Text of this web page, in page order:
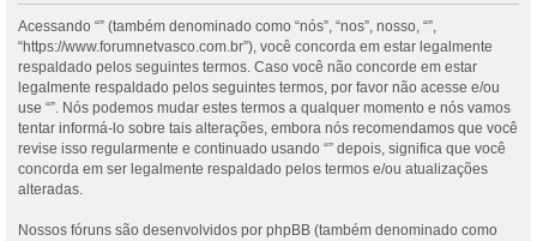
Acessando “” (também denominado como “nós”, “nos”, nosso, “”,
“https://www.forumnetvasco.com.br”), você concorda em estar legalmente
respaldado pelos seguintes termos. Caso você não concorde em estar
legalmente respaldado pelos seguintes termos, por favor não acesse e/ou
use “”. Nós podemos mudar estes termos a qualquer momento e nós vamos
tentar informá-lo sobre tais alterações, embora nós recomendamos que você
revise isso regularmente e continuado usando “” depois, significa que você
concorda em ser legalmente respaldado pelos termos e/ou atualizações
alteradas.
Nossos fóruns são desenvolvidos por phpBB (também denominado como